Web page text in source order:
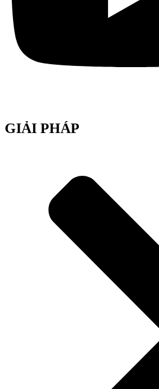
GIẢI PHÁP